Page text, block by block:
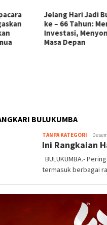
Ini Disampaikan
Makkasau Saat
Porseni KSP
BULUKUMBA
TANPA KATEGORI
-
Ini Rangkaian
BULUKUMBA.-
termasuk berbagai